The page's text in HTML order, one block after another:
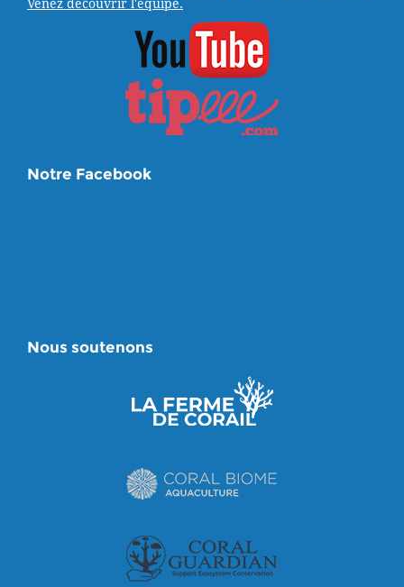
Venez découvrir l'équipe.
Notre Facebook
Nous soutenons